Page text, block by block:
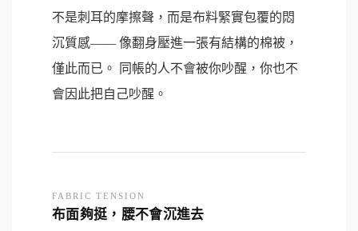
不是刺耳的摩擦聲，而是布料緊實包覆的悶
沉質感—— 像翻身壓進一張有結構的棉被，
僅此而已。 同帳的人不會被你吵醒，你也不
會因此把自己吵醒。
FABRIC TENSION
布面夠挺，腰不會沉進去